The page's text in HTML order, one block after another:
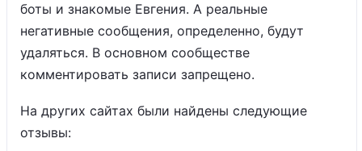
боты и знакомые Евгения. А реальные
негативные сообщения, определенно, будут
удаляться. В основном сообществе
комментировать записи запрещено.
На других сайтах были найдены следующие
отзывы: